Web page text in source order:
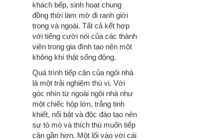
khách bếp, sinh hoạt chung
đồng thời làm mờ đi ranh giới
trong và ngoài. Tất cả kết hợp
với tiếng cười nói của các thành
viên trong gia đình tạo nên một
không khí thật sống động.
Quá trình tiếp cận của ngôi nhà
là một trải nghiệm thú vị. Với
góc nhìn từ ngoài ngôi nhà như
một chiếc hộp lớn, trắng tinh
khiết, nổi bật và độc đáo tạo nên
sự tò mò và thích thú muốn tiếp
cận gần hơn. Một lối vào với cái